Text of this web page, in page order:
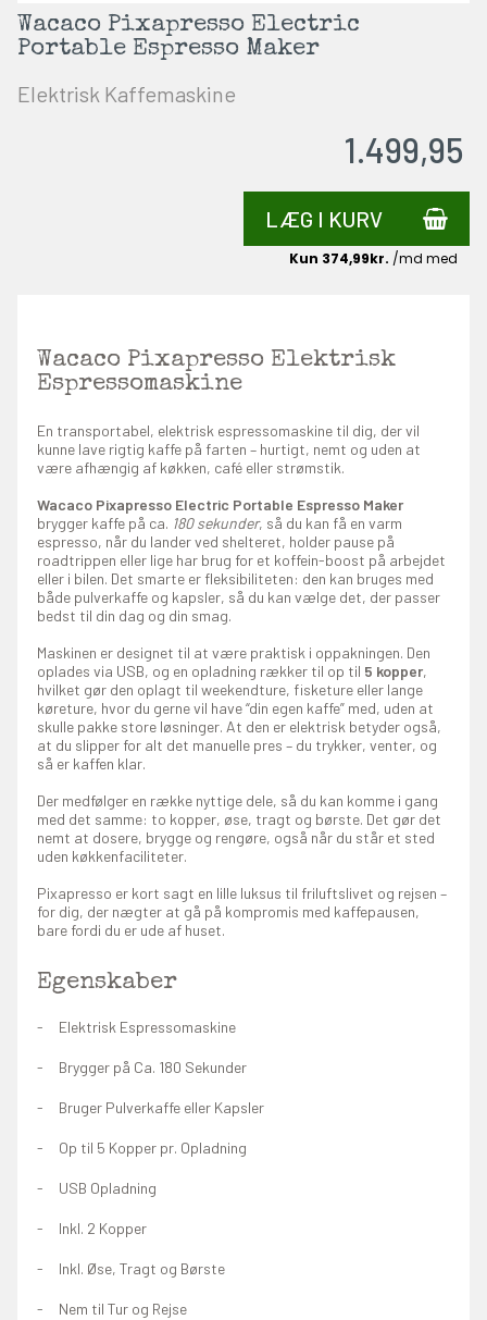
Wacaco Pixapresso Electric
Portable Espresso Maker
Elektrisk Kaffemaskine
1.499,95
LÆG I KURV
Wacaco Pixapresso Elektrisk
Espressomaskine
En transportabel, elektrisk espressomaskine til dig, der vil
kunne lave rigtig kaffe på farten – hurtigt, nemt og uden at
være afhængig af køkken, café eller strømstik.
Wacaco Pixapresso Electric Portable Espresso Maker
brygger kaffe på ca. 180 sekunder, så du kan få en varm
espresso, når du lander ved shelteret, holder pause på
roadtrippen eller lige har brug for et koffein-boost på arbejdet
eller i bilen. Det smarte er fleksibiliteten: den kan bruges med
både pulverkaffe og kapsler, så du kan vælge det, der passer
bedst til din dag og din smag.
Maskinen er designet til at være praktisk i oppakningen. Den
oplades via USB, og en opladning rækker til op til 5 kopper,
hvilket gør den oplagt til weekendture, fisketure eller lange
køreture, hvor du gerne vil have “din egen kaffe” med, uden at
skulle pakke store løsninger. At den er elektrisk betyder også,
at du slipper for alt det manuelle pres – du trykker, venter, og
så er kaffen klar.
Der medfølger en række nyttige dele, så du kan komme i gang
med det samme: to kopper, øse, tragt og børste. Det gør det
nemt at dosere, brygge og rengøre, også når du står et sted
uden køkkenfaciliteter.
Pixapresso er kort sagt en lille luksus til friluftslivet og rejsen –
for dig, der nægter at gå på kompromis med kaffepausen,
bare fordi du er ude af huset.
Egenskaber
Elektrisk Espressomaskine
Brygger på Ca. 180 Sekunder
Bruger Pulverkaffe eller Kapsler
Op til 5 Kopper pr. Opladning
USB Opladning
Inkl. 2 Kopper
Inkl. Øse, Tragt og Børste
Nem til Tur og Rejse